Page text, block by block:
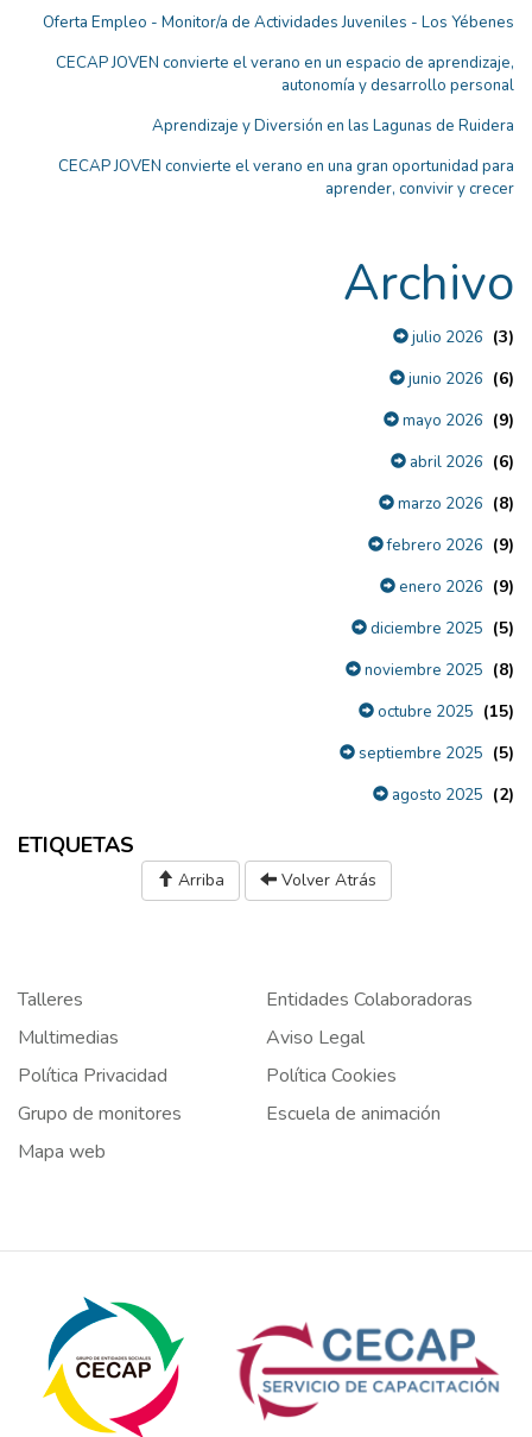
Oferta Empleo - Monitor/a de Actividades Juveniles - Los Yébenes
CECAP JOVEN convierte el verano en un espacio de aprendizaje,
autonomía y desarrollo personal
Aprendizaje y Diversión en las Lagunas de Ruidera
CECAP JOVEN convierte el verano en una gran oportunidad para
aprender, convivir y crecer
Archivo
julio 2026 (3)
junio 2026 (6)
mayo 2026 (9)
abril 2026 (6)
marzo 2026 (8)
febrero 2026 (9)
enero 2026 (9)
diciembre 2025 (5)
noviembre 2025 (8)
octubre 2025 (15)
septiembre 2025 (5)
agosto 2025 (2)
ETIQUETAS
Arriba Volver Atrás
Talleres
Entidades Colaboradoras
Multimedias
Aviso Legal
Política Privacidad
Política Cookies
Grupo de monitores
Escuela de animación
Mapa web